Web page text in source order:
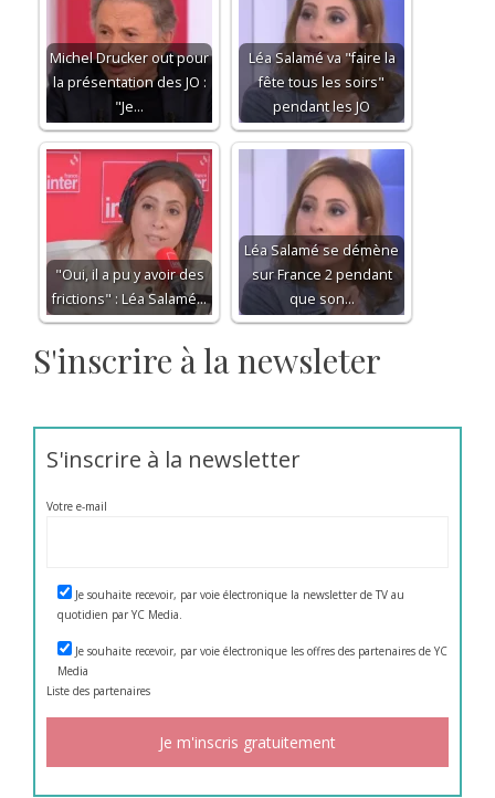
Michel Drucker out pour
la présentation des JO :
"Je…
Léa Salamé va "faire la
fête tous les soirs"
pendant les JO
"Oui, il a pu y avoir des
frictions" : Léa Salamé…
Léa Salamé se démène
sur France 2 pendant
que son…
S'inscrire à la newsleter
S'inscrire à la newsletter
Votre e-mail
Je souhaite recevoir, par voie électronique la newsletter de TV au
quotidien par YC Media.
Je souhaite recevoir, par voie électronique les offres des partenaires de YC
Media
Liste des partenaires